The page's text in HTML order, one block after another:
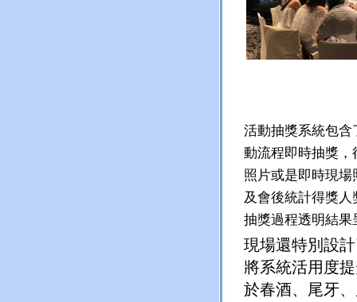
活動抽獎系統包
動流程即時抽獎
照片或是即時現
及會後統計得獎
抽獎過程透明結果
現場還特別設
將系統活用度
於春酒、尾牙